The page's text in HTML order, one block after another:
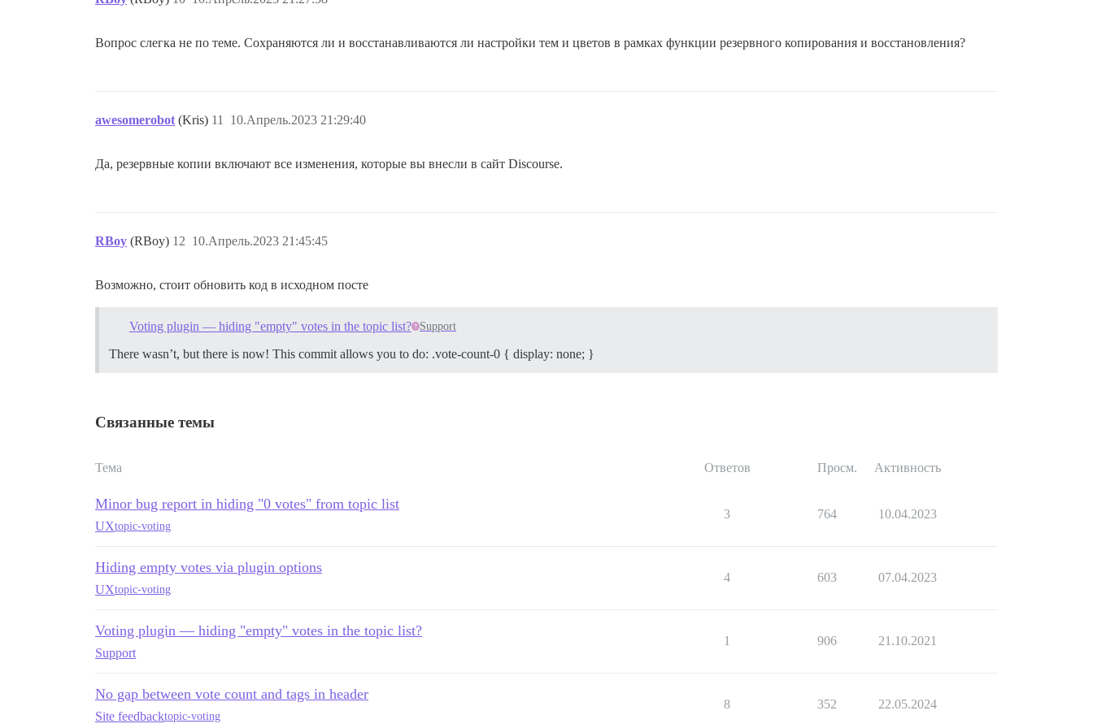
Вопрос слегка не по теме. Сохраняются ли и восстанавливаются ли настройки тем и цветов в рамках функции резервного копирования и восстановления?
awesomerobot (Kris) 10.Апрель.2023 21:29:40
11
Да, резервные копии включают все изменения, которые вы внесли в сайт Discourse.
RBoy (RBoy) 10.Апрель.2023 21:45:45
12
Возможно, стоит обновить код в исходном посте
Voting plugin — hiding "empty" votes in the topic list? Support
There wasn’t, but there is now! This commit allows you to do: .vote-count-0 { display: none; }
Связанные темы
Тема Ответов Просм. Активность
Minor bug report in hiding "0 votes" from topic list
UXtopic-voting
3 764 10.04.2023
Hiding empty votes via plugin options
UXtopic-voting
4 603 07.04.2023
Voting plugin — hiding "empty" votes in the topic list?
Support
1 906 21.10.2021
No gap between vote count and tags in header
Site feedbacktopic-voting
8 352 22.05.2024